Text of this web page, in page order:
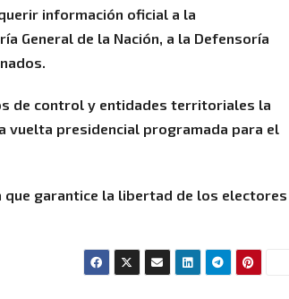
información oficial a la
General de la Nación, a la Defensoría
de control y entidades territoriales la
vuelta presidencial programada para el
garantice la libertad de los electores